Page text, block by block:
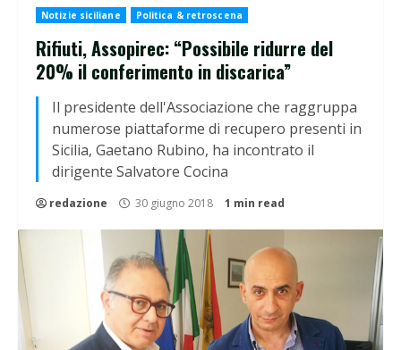
Notizie siciliane Politica & retroscena
Rifiuti, Assopirec: “Possibile ridurre del
20% il conferimento in discarica”
Il presidente dell'Associazione che raggruppa
numerose piattaforme di recupero presenti in
Sicilia, Gaetano Rubino, ha incontrato il
dirigente Salvatore Cocina
redazione 30 giugno 2018 1 min read